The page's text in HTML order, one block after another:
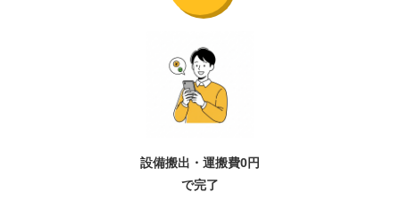
設備搬出・運搬費0円
で完了